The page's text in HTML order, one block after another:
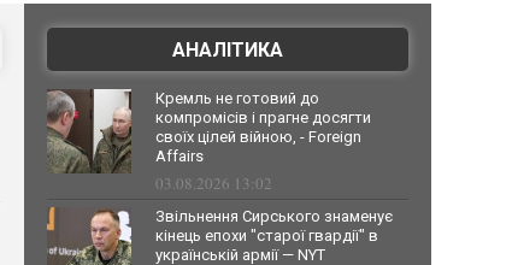
АНАЛІТИКА
Кремль не готовий до
компромісів і прагне досягти
своїх цілей війною, - Foreign
Affairs
03.08.2026 13:02
Звільнення Сирського знаменує
кінець епохи "старої гвардії" в
українській армії — NYT